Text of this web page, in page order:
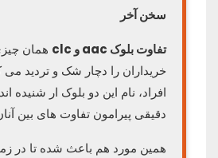
سخن آخر
تفاوت بلوک aac و clc
همان
خریداران را دچار شک و تردید می
افراد، نام این دو بلوک ار شنیده
دقیقی پیرامون تفاوت های بین
همین مورد هم باعث شده تا در